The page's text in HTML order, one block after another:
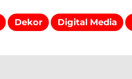
Dekor Digital Media